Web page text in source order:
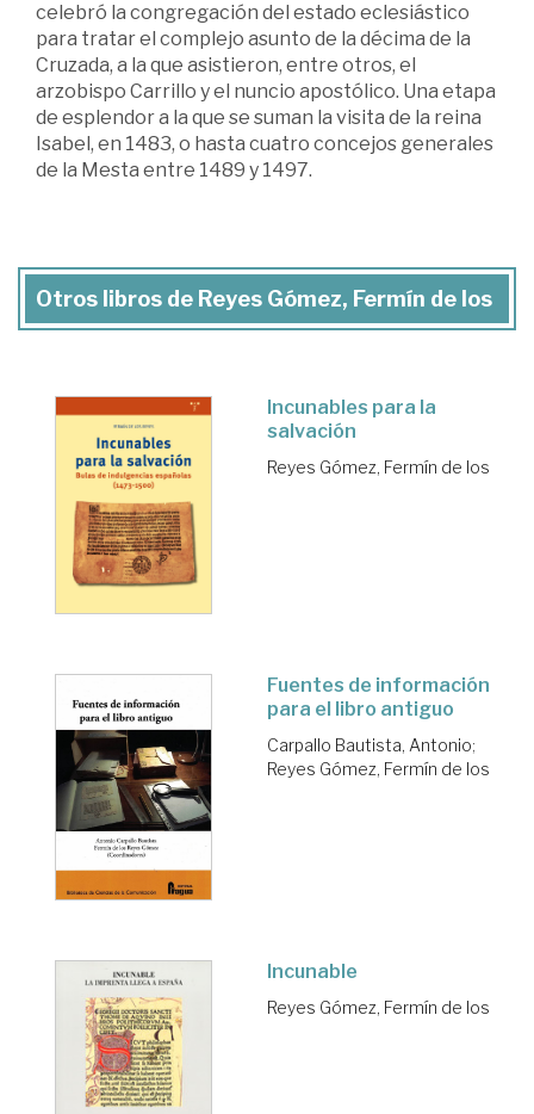
celebró la congregación del estado eclesiástico
para tratar el complejo asunto de la décima de la
Cruzada, a la que asistieron, entre otros, el
arzobispo Carrillo y el nuncio apostólico. Una etapa
de esplendor a la que se suman la visita de la reina
Isabel, en 1483, o hasta cuatro concejos generales
de la Mesta entre 1489 y 1497.
Otros libros de Reyes Gómez, Fermín de los
Incunables para la
salvación
Reyes Gómez, Fermín de los
Fuentes de información
para el libro antiguo
Carpallo Bautista, Antonio;
Reyes Gómez, Fermín de los
Incunable
Reyes Gómez, Fermín de los